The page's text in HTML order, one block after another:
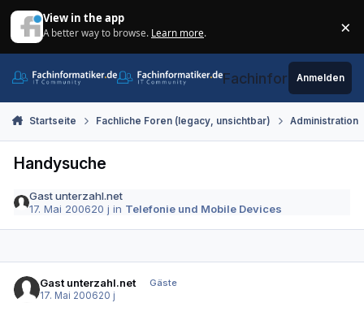
View in the app
A better way to browse. Learn more. ×
Fachinformatiker.de
Anmelden
Startseite Fachliche Foren (legacy, unsichtbar) Administration
Handysuche
Gast unterzahl.net
17. Mai 200620 j in Telefonie und Mobile Devices
Gast unterzahl.net
Gäste
17. Mai 200620 j